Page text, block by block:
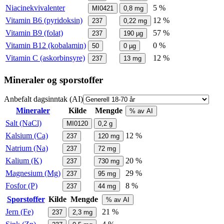
Niacinekvivalenter MI0421 0,8 mg
5 %
Vitamin B6 (pyridoksin)
237 0,22 mg
12 %
Vitamin B9 (folat)
237 190 µg
57 %
Vitamin B12 (kobalamin)
50 0 µg
0 %
Vitamin C (askorbinsyre)
237 13 mg 12 %
Mineraler og sporstoffer
Anbefalt dagsinntak (AI)
Mineraler
Kilde Mengde % av AI
Salt (NaCl) MI0120 0,2 g
Kalsium (Ca) 237 120 mg
12 %
Natrium (Na)
237 72 mg
Kalium (K) 237 730 mg
20 %
Magnesium (Mg)
237 95 mg
29 %
Fosfor (P)
237 44 mg
8 %
Sporstoffer Kilde Mengde % av AI
Jern (Fe) 237 2,3 mg
21 %